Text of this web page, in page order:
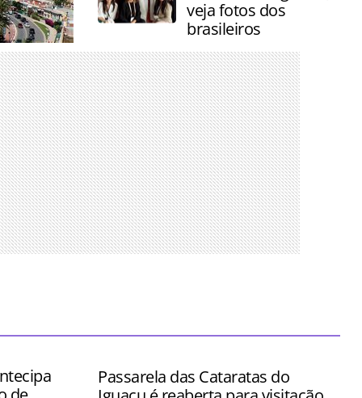
para
mais
veja fotos dos
brasileiros
Passarela das Cataratas do